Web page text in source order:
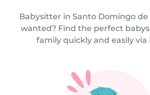
Babysitter in Santo Domingo de
wanted? Find the perfect
family quickly and easily via